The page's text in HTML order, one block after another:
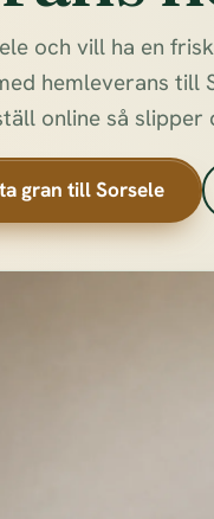
och vill ha en
hemleverans till
online så slipper
gran till Sorsele